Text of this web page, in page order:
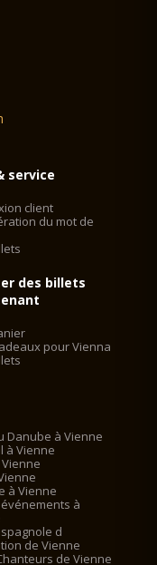
service
client
du mot de
des billets
pour Vienna
Danube à Vienne
à Vienne
à Vienne
à
d
de Vienne
de Vienne